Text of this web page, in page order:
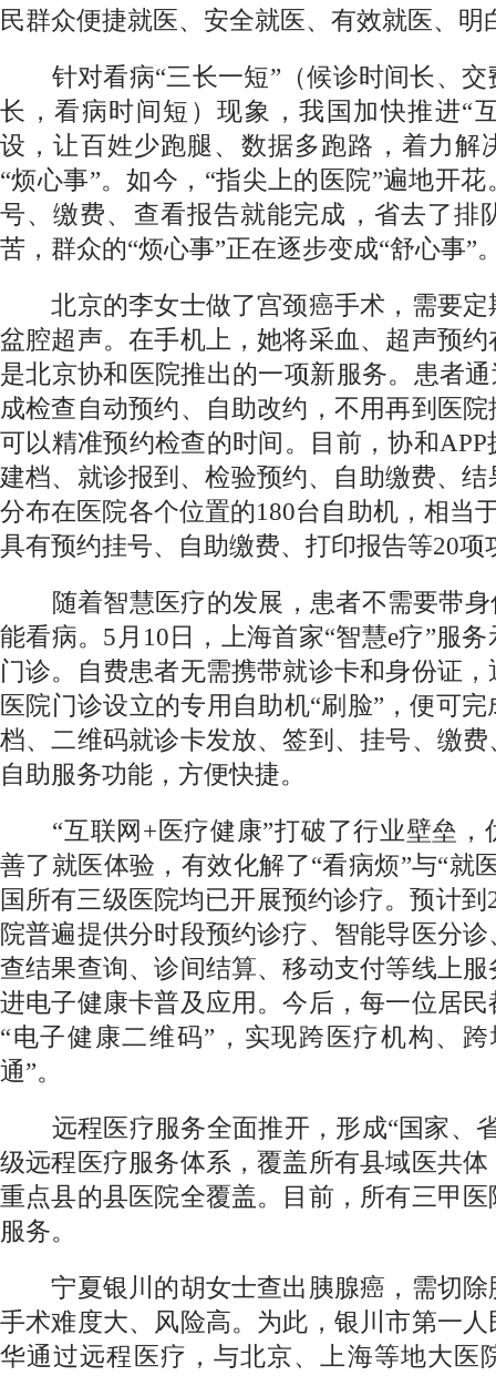
民群众便捷就医、安全就医、有效就医、明
针对看病“三长一短”（候诊时间长、交
长，看病时间短）现象，我国加快推进“
设，让百姓少跑腿、数据多跑路，着力解
“烦心事”。如今，“指尖上的医院”遍地开
号、缴费、查看报告就能完成，省去了排
苦，群众的“烦心事”正在逐步变成“舒心事”
北京的李女士做了宫颈癌手术，需要定
盆腔超声。在手机上，她将采血、超声预
是北京协和医院推出的一项新服务。患者
成检查自动预约、自助改约，不用再到医
可以精准预约检查的时间。目前，协和
建档、就诊报到、检验预约、自助缴费、
分布在医院各个位置的180台自助机，相当
具有预约挂号、自助缴费、打印报告等20项
随着智慧医疗的发展，患者不需要带身
能看病。5月10日，上海首家“智慧e疗”服
门诊。自费患者无需携带就诊卡和身份证
医院门诊设立的专用自助机“刷脸”，便可
档、二维码就诊卡发放、签到、挂号、缴
自助服务功能，方便快捷。
“互联网+医疗健康”打破了行业壁垒，
善了就医体验，有效化解了“看病烦”与“就
国所有三级医院均已开展预约诊疗。预计到
院普遍提供分时段预约诊疗、智能导医分
查结果查询、诊间结算、移动支付等线上
进电子健康卡普及应用。今后，每一位居
“电子健康二维码”，实现跨医疗机构、
通”。
远程医疗服务全面推开，形成“国家、
级远程医疗服务体系，覆盖所有县域医共
重点县的县医院全覆盖。目前，所有三甲
服务。
宁夏银川的胡女士查出胰腺癌，需切除
手术难度大、风险高。为此，银川市第一
华通过远程医疗，与北京、上海等地大医